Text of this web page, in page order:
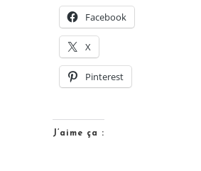
Facebook
X
Pinterest
J’aime ça :